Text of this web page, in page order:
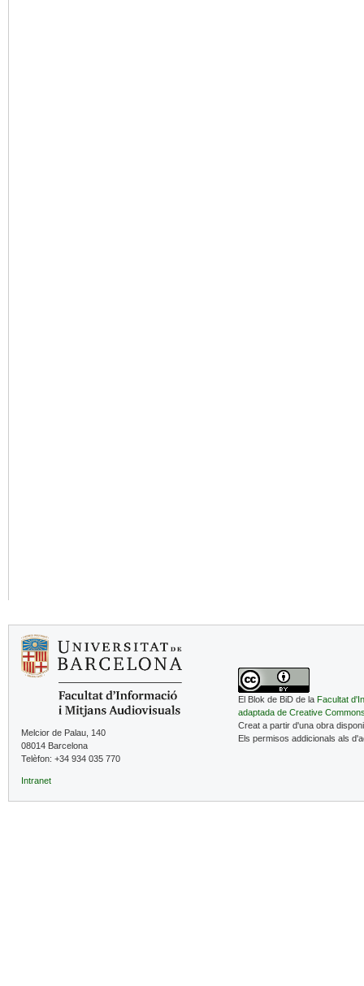
Melcior de Palau, 140
08014 Barcelona
Telèfon: +34 934 035 770
Intranet
El Blok de BiD de la Facultat
adaptada de Creative
Creat a partir d'una obra
Els permisos addicionals als